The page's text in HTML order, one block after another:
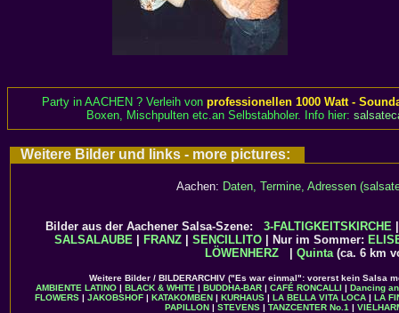
Party in AACHEN ? Verleih von professionellen 1000 Watt -
Boxen, Mischpulten etc.an Selbstabholer. Info hier:
Weitere Bilder und links - more pictures:
Aachen: Daten, Termine, Adressen
Bilder aus der Aachener Salsa-Szene: 3-FALTIGKEITSKIRCHE
SALSALAUBE
FRANZ SENCILLITO | Nur im Sommer:
LÖWENHERZ| Quinta(ca. 6 km
Weitere Bilder / BILDERARCHIV ("Es war einmal": vorerst kein Salsa
AMBIENTE LATINO | BLACK & WHITE | BUDDHA-BAR | CAFÉ RONCALLI | Dancing
FLOWERS| JAKOBSHOF| KATAKOMBEN| KURHAUS| LA BELLA VITA LOCA| LA
PAPILLON | STEVENS | TANZCENTER No.1 |